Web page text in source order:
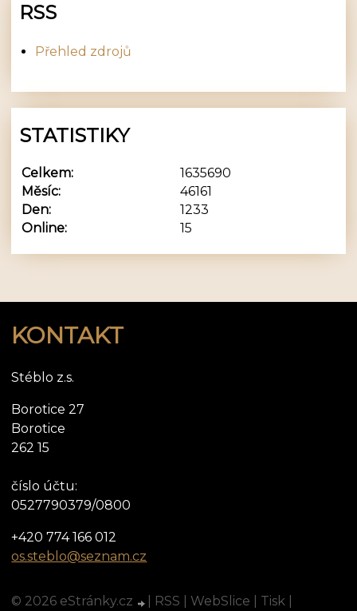
RSS
Přehled zdrojů
STATISTIKY
Online: 15
Celkem:
1635690
Měsíc:
46161
Den:
1233
KONTAKT
Stéblo z.s.
Borotice 27
Borotice
262 15
číslo účtu:
0527790379/0800
+420 774 166 012
os.steblo@seznam.cz
© 2026 eStránky.cz RSS WebSlice Tisk